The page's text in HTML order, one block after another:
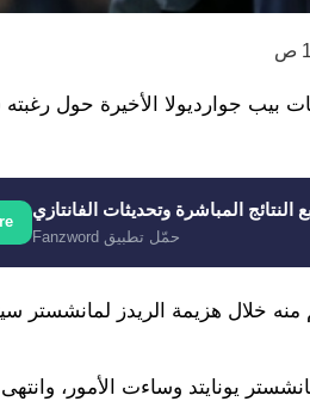
بيب جوارديولا الأخيرة حول
النتائج المباشرة وتحديثات الفانتازي
حمّل تطبيق Fanzword
يونايتد وساءت الأمور،